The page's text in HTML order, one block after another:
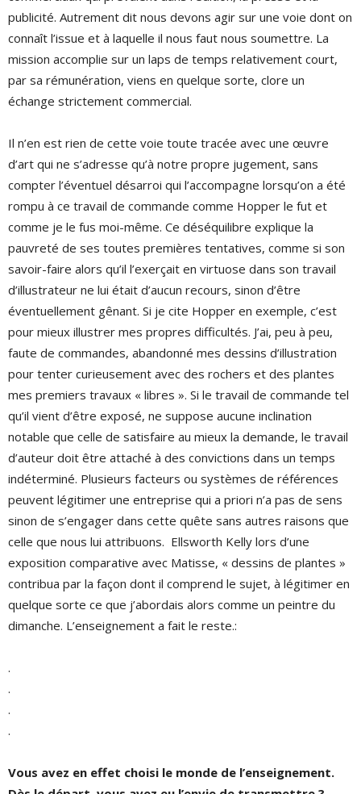
publicité. Autrement dit nous devons agir sur une voie dont on
connaît l’issue et à laquelle il nous faut nous soumettre. La
mission accomplie sur un laps de temps relativement court,
par sa rémunération, viens en quelque sorte, clore un
échange strictement commercial.
Il n’en est rien de cette voie toute tracée avec une œuvre
d’art qui ne s’adresse qu’à notre propre jugement, sans
compter l’éventuel désarroi qui l’accompagne lorsqu’on a été
rompu à ce travail de commande comme Hopper le fut et
comme je le fus moi-même. Ce déséquilibre explique la
pauvreté de ses toutes premières tentatives, comme si son
savoir-faire alors qu’il l’exerçait en virtuose dans son travail
d’illustrateur ne lui était d’aucun recours, sinon d’être
éventuellement gênant. Si je cite Hopper en exemple, c’est
pour mieux illustrer mes propres difficultés. J’ai, peu à peu,
faute de commandes, abandonné mes dessins d’illustration
pour tenter curieusement avec des rochers et des plantes
mes premiers travaux « libres ». Si le travail de commande tel
qu’il vient d’être exposé, ne suppose aucune inclination
notable que celle de satisfaire au mieux la demande, le travail
d’auteur doit être attaché à des convictions dans un temps
indéterminé. Plusieurs facteurs ou systèmes de références
peuvent légitimer une entreprise qui a priori n’a pas de sens
sinon de s’engager dans cette quête sans autres raisons que
celle que nous lui attribuons. Ellsworth Kelly lors d’une
exposition comparative avec Matisse, « dessins de plantes »
contribua par la façon dont il comprend le sujet, à légitimer en
quelque sorte ce que j’abordais alors comme un peintre du
dimanche. L’enseignement a fait le reste.:
.
.
.
.
Vous avez en effet choisi le monde de l’enseignement.